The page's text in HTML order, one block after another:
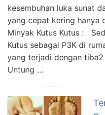
kesembuhan luka sunat
yang cepat kering hanya
Minyak Kutus Kutus :
Kutus sebagai P3K di
yang terjadi dengan
Untung …